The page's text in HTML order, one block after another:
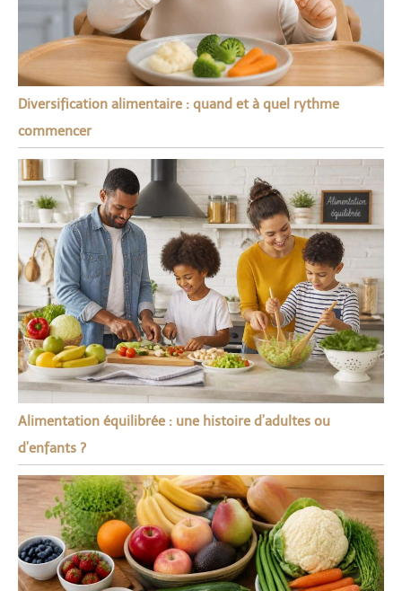
Diversification alimentaire : quand et à quel rythme
commencer
Alimentation équilibrée : une histoire d’adultes ou
d’enfants ?